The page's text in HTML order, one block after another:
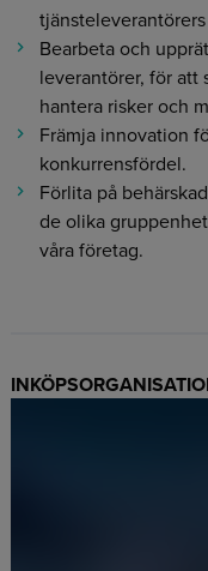
Bearbeta och
leverantörer, för att
hantera risker och
Främja innovation
konkurrensfördel.
Förlita på
de olika
våra företag.